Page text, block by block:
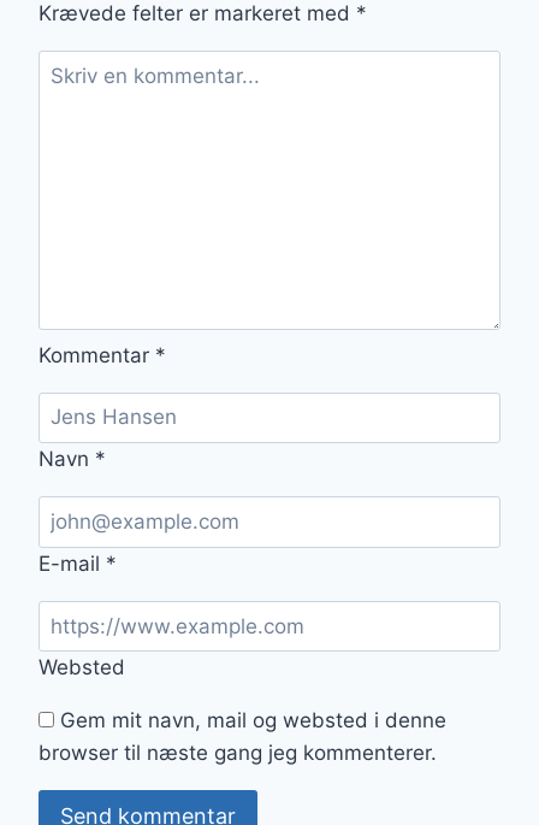
Krævede felter er markeret med *
Kommentar *
Navn *
E-mail *
Websted
Gem mit navn, mail og websted i denne
browser til næste gang jeg kommenterer.